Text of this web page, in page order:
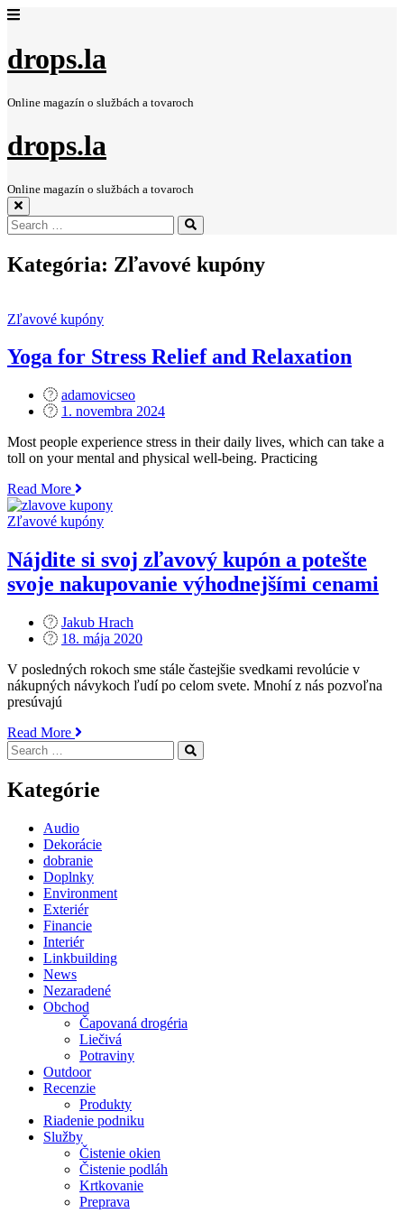
drops.la
Online magazín o službách a tovaroch
drops.la
Online magazín o službách a tovaroch
Search
for:
Search
Kategória: Zľavové kupóny
Zľavové kupóny
Yoga for Stress Relief and Relaxation
adamovicseo
Posted
1. novembra 2024
Most people experience stress in their daily lives, which can take a
toll on your mental and physical well-being. Practicing
Read More
for
Stress
and
Relaxation“
Zľavové kupóny
Nájdite si svoj zľavový kupón a potešte
svoje nakupovanie výhodnejšími cenami
Jakub Hrach
Posted
18. mája 2020
V posledných rokoch sme stále častejšie svedkami revolúcie v
nákupných návykoch ľudí po celom svete. Mnohí z nás pozvoľna
presúvajú
Read More
svoj
zľavový
kupón
svoje
nakupovanie
výhodnejšími
cenami“
Search
for:
Search
Kategórie
Audio
Dekorácie
dobranie
Doplnky
Environment
Exteriér
Financie
Interiér
Linkbuilding
News
Nezaradené
Obchod
Čapovaná drogéria
Liečivá
Potraviny
Outdoor
Recenzie
Produkty
Riadenie podniku
Služby
Čistenie okien
Čistenie podláh
Krtkovanie
Preprava